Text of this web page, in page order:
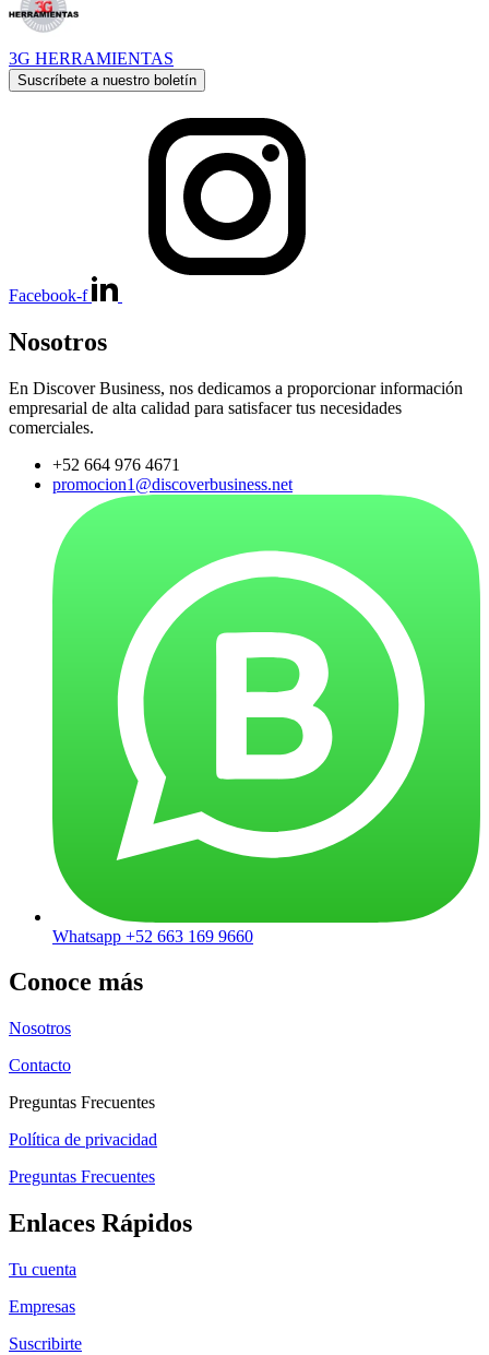
3G HERRAMIENTAS
Suscríbete a nuestro boletín
Facebook-f
Nosotros
En Discover Business, nos dedicamos a proporcionar información
empresarial de alta calidad para satisfacer tus necesidades
comerciales.
+52 664 976 4671
promocion1@discoverbusiness.net
Whatsapp +52 663 169 9660
Conoce más
Nosotros
Contacto
Preguntas Frecuentes
Política de privacidad
Preguntas Frecuentes
Enlaces Rápidos
Tu cuenta
Empresas
Suscribirte